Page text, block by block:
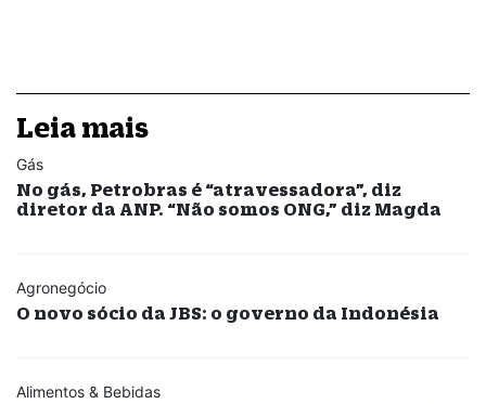
Leia mais
Gás
No gás, Petrobras é “atravessadora”, diz
diretor da ANP. “Não somos ONG,” diz Magda
Agronegócio
O novo sócio da JBS: o governo da Indonésia
Alimentos & Bebidas